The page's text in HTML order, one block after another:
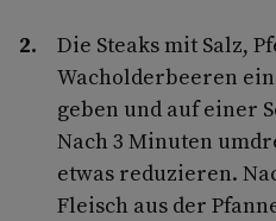
Die Steaks mit Salz,
Wacholderbeeren
geben und auf einer
Nach 3 Minuten
etwas reduzieren.
Fleisch aus der